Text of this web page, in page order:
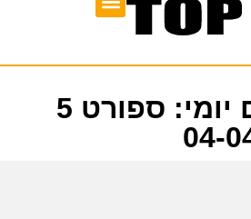
לוח שידורים יומי: ספורט 5